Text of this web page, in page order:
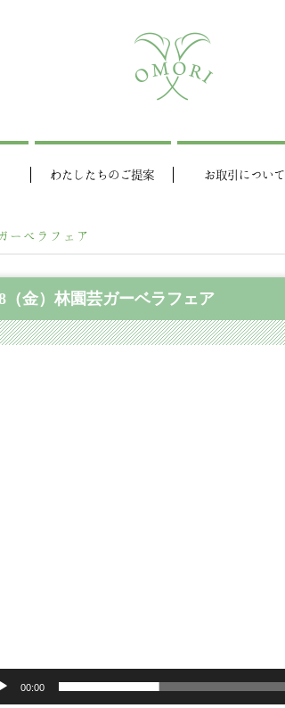
わたしたちのご提案 お取引について
ーベラフェア
（金）林園芸ガーベラフェア
00:00